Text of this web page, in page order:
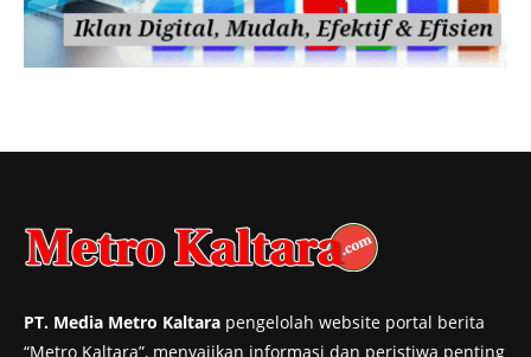
PT. Media Metro Kaltara pengelolah website portal berita
“Metro Kaltara”, menyajikan informasi dan peristiwa penting